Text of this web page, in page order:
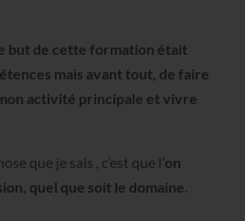
but de cette formation était
mais avant tout, de faire
activité principale et vivre
que je sais , c’est que l’on
quel que soit le domaine.